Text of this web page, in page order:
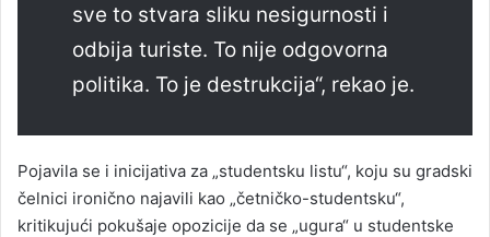
sve to stvara sliku nesigurnosti i
odbija turiste. To nije odgovorna
politika. To je destrukcija“, rekao je.
Pojavila se i inicijativa za „studentsku listu“, koju su gradski
čelnici ironično najavili kao „četničko-studentsku“,
kritikujući pokušaje opozicije da se „ugura“ u studentske